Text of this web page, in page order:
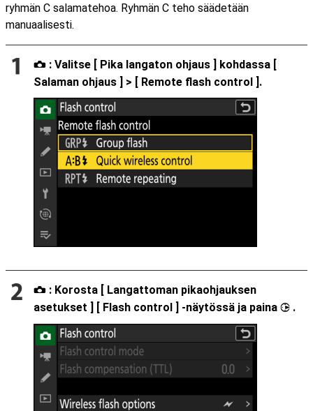
ryhmän C salamatehoa. Ryhmän C teho säädetään
manuaalisesti.
C : Valitse [ Pika langaton ohjaus ] kohdassa [
Salaman ohjaus ] > [ Remote flash control ].
C : Korosta [ Langattoman pikaohjauksen
asetukset ] [ Flash control ] -näytössä ja paina 2 .